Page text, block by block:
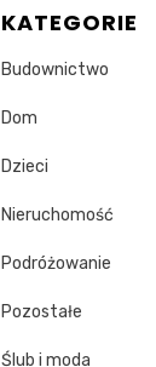
KATEGORIE
Budownictwo
Dom
Dzieci
Nieruchomość
Podróżowanie
Pozostałe
Ślub i moda